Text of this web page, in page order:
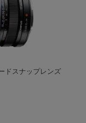
ドスナップレンズ